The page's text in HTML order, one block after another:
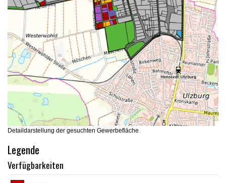
Detaildarstellung der gesuchten Gewerbefläche
Legende
Verfügbarkeiten